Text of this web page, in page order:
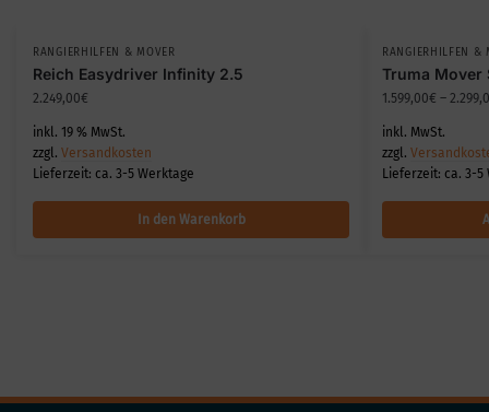
RANGIERHILFEN & MOVER
Reich Easydriver Infinity 2.5
2.249,00€
inkl. 19 % MwSt.
zzgl. Versandkosten
Lieferzeit: ca. 3-5 Werktage
In den Warenkorb
RANGIERHILFEN &
Truma Mover
1.599,00€ –
inkl. MwSt.
zzgl.
Lieferzeit: ca. 3-5